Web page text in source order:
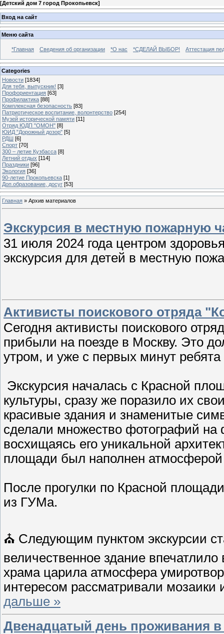
[Детский дом 7 город Прокопьевск]
Вход на сайт
Меню сайта
*Главная Сведения об организации *О нас *СДЕЛАЙ ВЫБОР! Аттестация
Categories
Новости [1834]
Для тебя, выпускник! [3]
Профориентация [63]
Профилактика [88]
Комплексная безопасность [83]
Патриотическое воспитание, волонтерство [254]
Музей исторической памяти [11]
Отряд ЮДП "ОМОН" [8]
ЮИД "Дорожный дозор" [5]
РДШ [6]
Спорт [70]
300 – летие Кузбасса [8]
Летний отдых [114]
Праздники [96]
Экология [36]
90-летие Прокопьевска [1]
Доп.образование, досуг [53]
Главная » Архив материалов
Экскурсия в местную пожарную
31 июля 2024 года центром
экскурсия для детей в местную
Активисты поискового отряда
Сегодня активисты поискового
прибыли на поезде в Москву. Это
утром, и уже с первых минут
Экскурсия началась с Красной
культуры, сразу же поразило их
красивые здания и знаменитые
сделали множество фотографий
восхищаясь его уникальной
площади был наполнен атмосферой
После прогулки по Красной
из ГУМа.
⛪️ Следующим пунктом экскурсии
величественное здание
храма царила атмосфера
интересом рассматривали
дальше »
Двенадцатый день проживания